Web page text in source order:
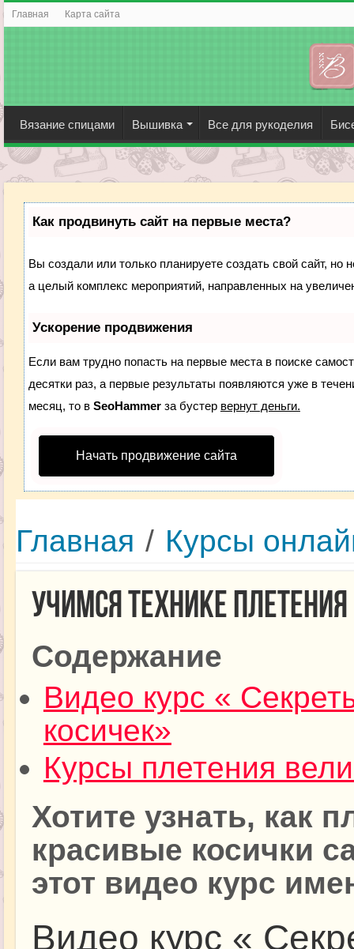
Главная Карта сайта
Вязание спицами Вышивка Все для рукоделия
Как продвинуть сайт на первые места?
Вы создали или только планируете создать свой сайт, но
а целый комплекс мероприятий, направленных на
Ускорение продвижения
Если вам трудно попасть на первые места в поиске
десятки раз, а первые результаты появляются уже в
месяц, то в SeoHammerза бустер вернут деньги.
Начать продвижение сайта
Главная / Курсы
Учимся технике
Содержание
Видео курс «
косичек»
Курсы плетения
Хотите узнать, как
красивые косички
этот видео курс
Видео курс «